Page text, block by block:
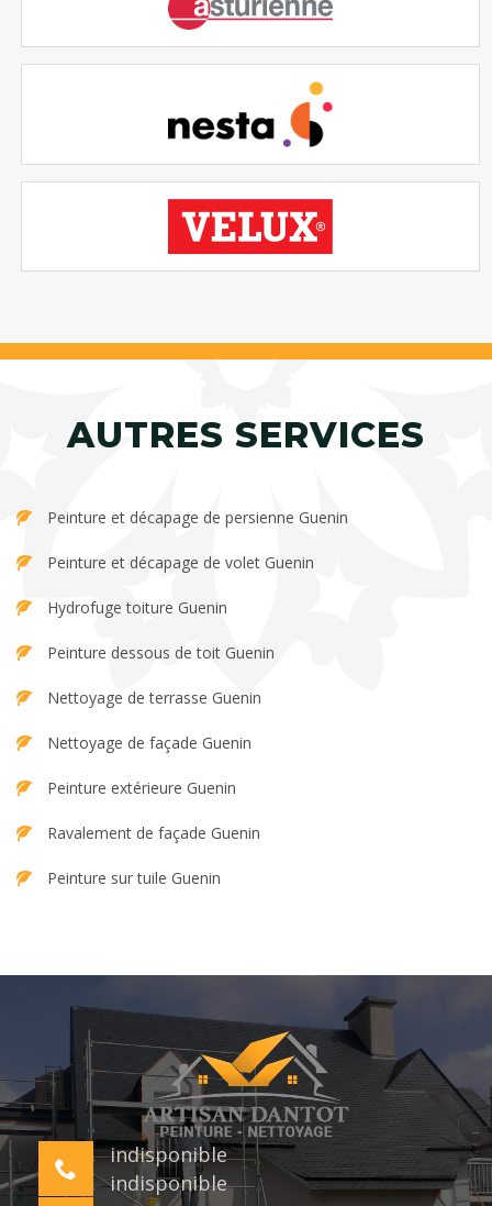
AUTRES SERVICES
Peinture et décapage de persienne Guenin
Peinture et décapage de volet Guenin
Hydrofuge toiture Guenin
Peinture dessous de toit Guenin
Nettoyage de terrasse Guenin
Nettoyage de façade Guenin
Peinture extérieure Guenin
Ravalement de façade Guenin
Peinture sur tuile Guenin
indisponible
indisponible